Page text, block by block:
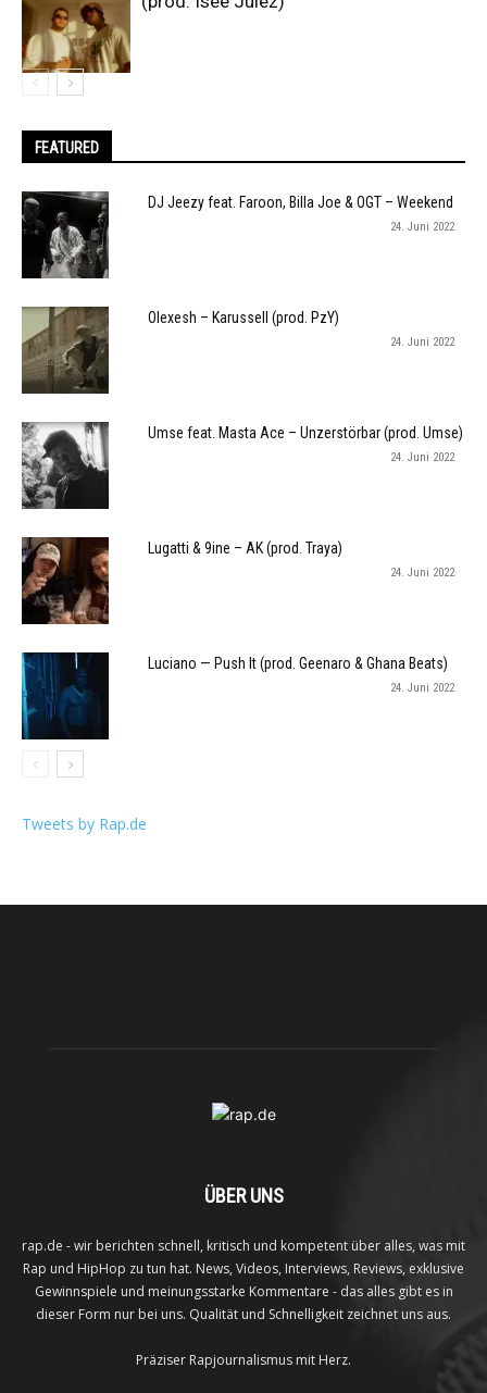
FEATURED
DJ Jeezy feat. Faroon, Billa Joe & OGT – Weekend
24. Juni 2022
Olexesh – Karussell (prod. PzY)
24. Juni 2022
Umse feat. Masta Ace – Unzerstörbar (prod. Umse)
24. Juni 2022
Lugatti & 9ine – AK (prod. Traya)
24. Juni 2022
Luciano — Push It (prod. Geenaro & Ghana Beats)
24. Juni 2022
Tweets by Rap.de
ÜBER UNS
rap.de - wir berichten schnell, kritisch und kompetent über alles, was mit
Rap und HipHop zu tun hat. News, Videos, Interviews, Reviews, exklusive
Gewinnspiele und meinungsstarke Kommentare - das alles gibt es in
dieser Form nur bei uns. Qualität und Schnelligkeit zeichnet uns aus.
Präziser Rapjournalismus mit Herz.